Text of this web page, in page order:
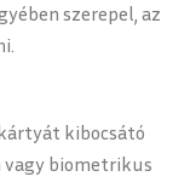
szerepel, az
kibocsátó
biometrikus